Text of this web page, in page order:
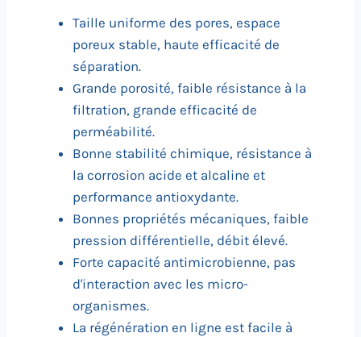
Taille uniforme des pores, espace
poreux stable, haute efficacité de
séparation.
Grande porosité, faible résistance à la
filtration, grande efficacité de
perméabilité.
Bonne stabilité chimique, résistance à
la corrosion acide et alcaline et
performance antioxydante.
Bonnes propriétés mécaniques, faible
pression différentielle, débit élevé.
Forte capacité antimicrobienne, pas
d'interaction avec les micro-
organismes.
La régénération en ligne est facile à